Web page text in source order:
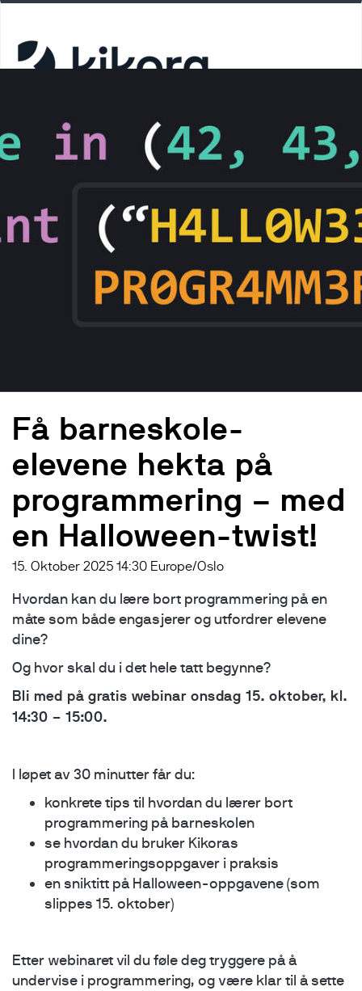
Få barneskole-
elevene hekta på
programmering – med
en Halloween-twist!
15. Oktober 2025 14:30 Europe/Oslo
Hvordan kan du lære bort programmering på en
måte som både engasjerer og utfordrer elevene
dine?
Og hvor skal du i det hele tatt begynne?
Bli med på gratis webinar onsdag 15. oktober, kl.
14:30 – 15:00.
I løpet av 30 minutter får du:
konkrete tips til hvordan du lærer bort
programmering på barneskolen
se hvordan du bruker Kikoras
programmeringsoppgaver i praksis
en sniktitt på Halloween-oppgavene (som
slippes 15. oktober)
Etter webinaret vil du føle deg tryggere på å
undervise i programmering, og være klar til å sette